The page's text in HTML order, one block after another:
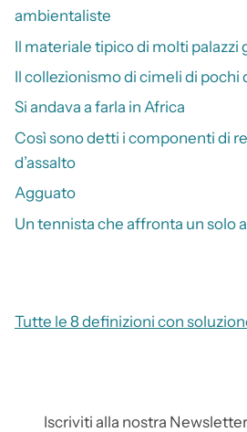
ambientaliste
Il materiale tipico di molti palazzi
Il collezionismo di cimeli di pochi
Si andava a farla in Africa
Così sono detti i componenti di
d’assalto
Agguato
Un tennista che affronta un solo
Tutte le 8 definizioni con
Iscriviti alla nostra